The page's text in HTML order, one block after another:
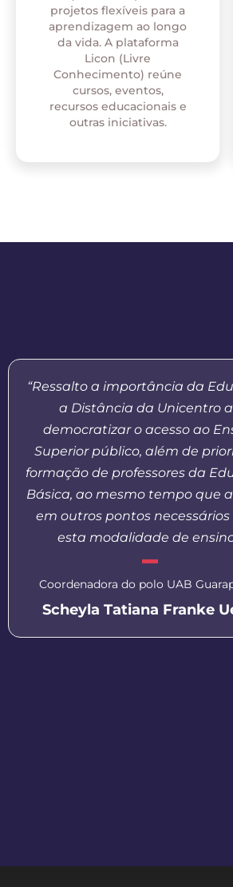
projetos flexíveis para a
aprendizagem ao longo
da vida. A plataforma
Licon (Livre
Conhecimento) reúne
cursos, eventos,
recursos educacionais e
outras iniciativas.
“Ressalto a importância da
a Distância da Unicentro
democratizar o acesso ao
Superior público, além de
formação de professores da
Básica, ao mesmo tempo que
em outros pontos
esta modalidade de
Coordenadora do polo UAB
Scheyla Tatiana Franke